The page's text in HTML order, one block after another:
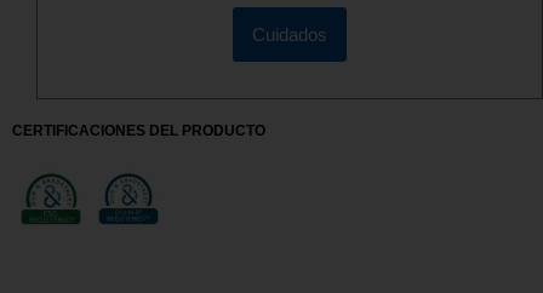
Cuidados
CERTIFICACIONES DEL PRODUCTO